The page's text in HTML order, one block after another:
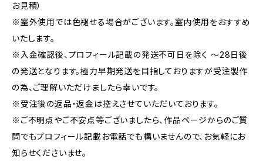
お見積）
※室外使用では色褪せる場合がございます。室内使用をおすすめ
いたします。
※入金確認後、プロフィール記載の発送不可日を除く ～28日後
の発送となります。極力早期発送を目指しておりますが受注製作
の為、ご理解いただけましたら幸いです。
※受注後の返品・返金は控えさせていただいております。
※ご不明点やご不安点等ございましたら、作品ページからのご質
問でもプロフィール記載お電話でも構いませんので、お気軽にお
知らせくださいませ。